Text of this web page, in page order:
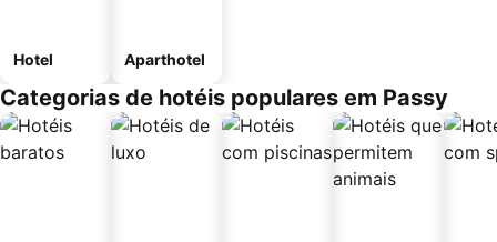
Hotel Aparthotel
Categorias de hotéis populares em Passy